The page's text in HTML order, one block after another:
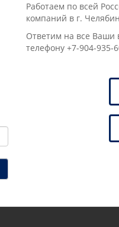
Работаем по всей
компаний в г.
Ответим на все Ваши
телефону +7-904-935-